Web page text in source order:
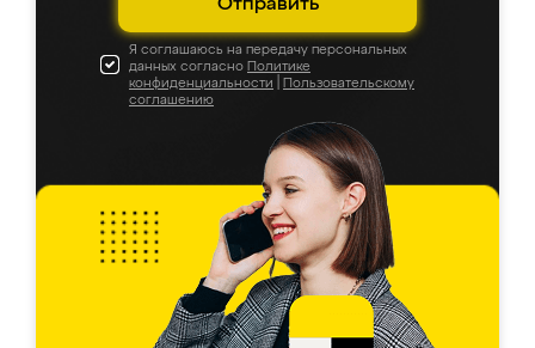
Отправить
Я соглашаюсь на передачу персональных
данных согласно Политике
конфиденциальности
Пользовательскому
соглашению